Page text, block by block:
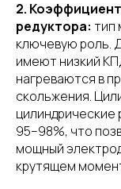
2.
редуктора: тип
ключевую роль.
имеют низкий
нагреваются в
скольжения.
95–98%, что
мощный
крутящем